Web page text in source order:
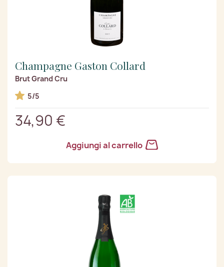
Champagne Gaston Collard
Brut Grand Cru
5/5
34,90 €
Aggiungi al carrello